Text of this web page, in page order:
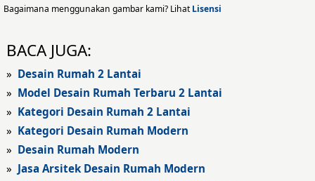
Desain Eksterior Rumah
Desain Rumah Modern
Fasad Rumah Modern
Fasad Kantor
Bagaimana menggunakan gambar kami? LihatLisensi
BACA JUGA:
» Desain Rumah 2 Lantai
» Model Desain Rumah Terbaru 2 Lantai
» Kategori Desain Rumah 2 Lantai
» Kategori Desain Rumah Modern
» Desain Rumah Modern
» Jasa Arsitek Desain Rumah Modern